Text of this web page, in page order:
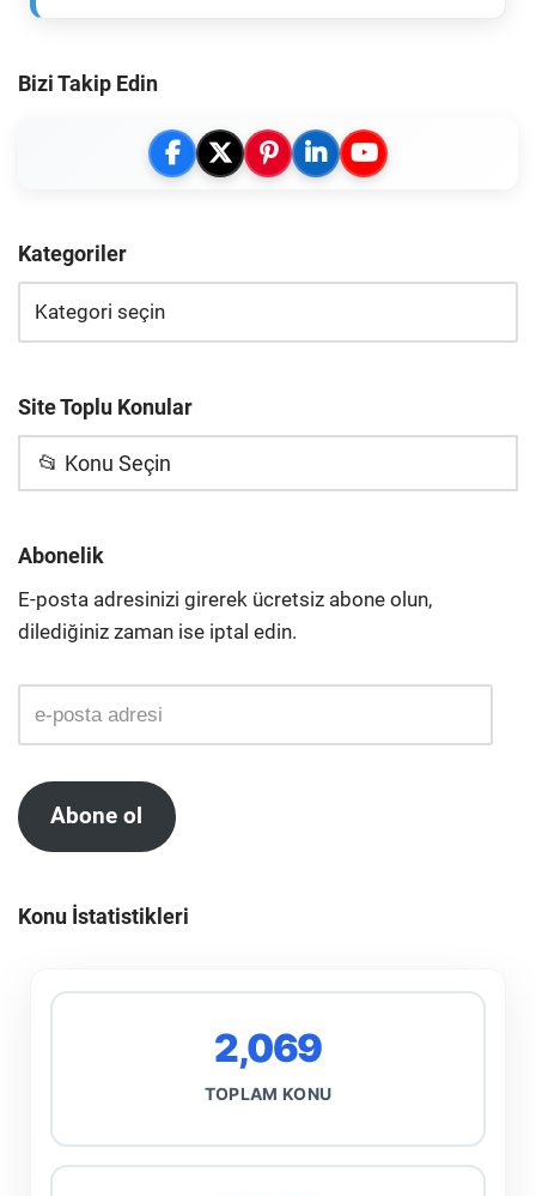
Bizi Takip Edin
Kategoriler
Site Toplu Konular
📂 Konu Seçin
Abonelik
E-posta adresinizi girerek ücretsiz abone olun,
dilediğiniz zaman ise iptal edin.
Abone ol
Konu İstatistikleri
2,069
TOPLAM KONU